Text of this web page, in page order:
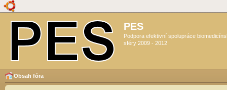
PES
Podpora efektivní spolupráce
sféry 2009 - 2012
Obsah fóra